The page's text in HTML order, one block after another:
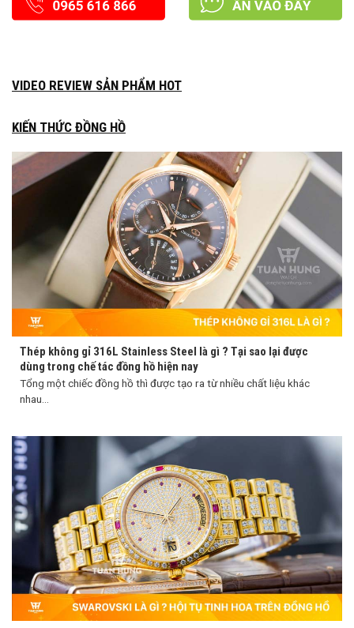
VIDEO REVIEW SẢN PHẨM HOT
KIẾN THỨC ĐỒNG HỒ
Thép không gỉ 316L Stainless Steel là gì ? Tại sao lại được
dùng trong chế tác đồng hồ hiện nay
Tổng một chiếc đồng hồ thì được tạo ra từ nhiều chất liệu khác
nhau...